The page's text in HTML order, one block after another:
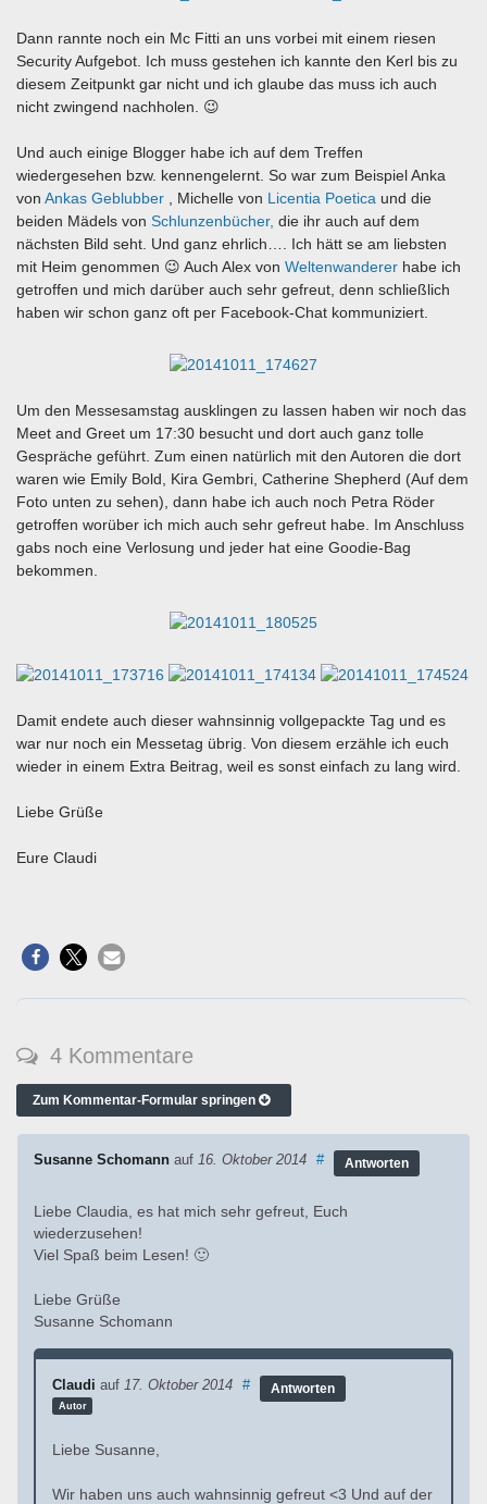
Dann rannte noch ein Mc Fitti an uns vorbei mit einem riesen
Security Aufgebot. Ich muss gestehen ich kannte den Kerl bis zu
diesem Zeitpunkt gar nicht und ich glaube das muss ich auch
nicht zwingend nachholen. 😉
Und auch einige Blogger habe ich auf dem Treffen
wiedergesehen bzw. kennengelernt. So war zum Beispiel Anka
von Ankas Geblubber , Michelle von Licentia Poetica und die
beiden Mädels von Schlunzenbücher, die ihr auch auf dem
nächsten Bild seht. Und ganz ehrlich…. Ich hätt se am liebsten
mit Heim genommen 😉 Auch Alex von Weltenwanderer habe ich
getroffen und mich darüber auch sehr gefreut, denn schließlich
haben wir schon ganz oft per Facebook-Chat kommuniziert.
Um den Messesamstag ausklingen zu lassen haben wir noch das
Meet and Greet um 17:30 besucht und dort auch ganz tolle
Gespräche geführt. Zum einen natürlich mit den Autoren die dort
waren wie Emily Bold, Kira Gembri, Catherine Shepherd (Auf dem
Foto unten zu sehen), dann habe ich auch noch Petra Röder
getroffen worüber ich mich auch sehr gefreut habe. Im Anschluss
gabs noch eine Verlosung und jeder hat eine Goodie-Bag
bekommen.
Damit endete auch dieser wahnsinnig vollgepackte Tag und es
war nur noch ein Messetag übrig. Von diesem erzähle ich euch
wieder in einem Extra Beitrag, weil es sonst einfach zu lang wird.
Liebe Grüße
Eure Claudi
4 Kommentare
Zum Kommentar-Formular springen
Susanne Schomann auf 16. Oktober 2014 # Antworten
Liebe Claudia, es hat mich sehr gefreut, Euch
wiederzusehen!
Viel Spaß beim Lesen! 🙂
Liebe Grüße
Susanne Schomann
Claudi auf 17. Oktober 2014
Autor
# Antworten
Liebe Susanne,
Wir haben uns auch wahnsinnig gefreut <3 Und auf der